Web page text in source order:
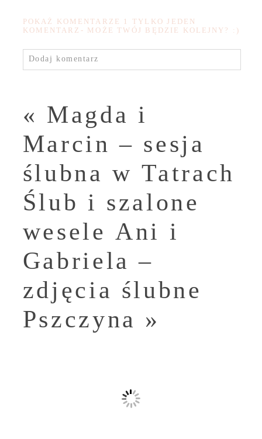
POKAŻ KOMENTARZE
1 TYLKO JEDEN
KOMENTARZ- MOŻE TWÓJ BĘDZIE KOLEJNY? :)
Dodaj komentarz
« Magda i
Marcin – sesja
ślubna w Tatrach
Ślub i szalone
wesele Ani i
Gabriela –
zdjęcia ślubne
Pszczyna »